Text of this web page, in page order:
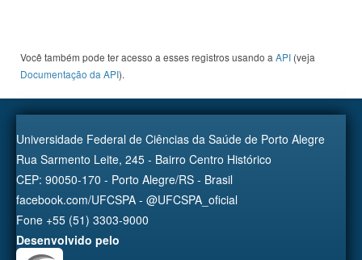
Você também pode ter acesso a esses registros usando a API (veja
Documentação da API).
Universidade Federal de Ciências da Saúde de Porto Alegre
Rua Sarmento Leite, 245 - Bairro Centro Histórico
CEP: 90050-170 - Porto Alegre/RS - Brasil
facebook.com/UFCSPA - @UFCSPA_oficial
Fone +55 (51) 3303-9000
Desenvolvido pelo